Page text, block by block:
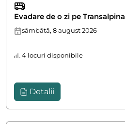
Evadare de o zi pe Transalpina
sâmbătă, 8 august 2026
4 locuri disponibile
Detalii